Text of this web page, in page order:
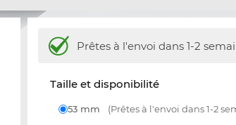
Prêtes à l'envoi dans 1-2
Taille et disponibilité
53 mm (Prêtes à l'envoi dans 1-2